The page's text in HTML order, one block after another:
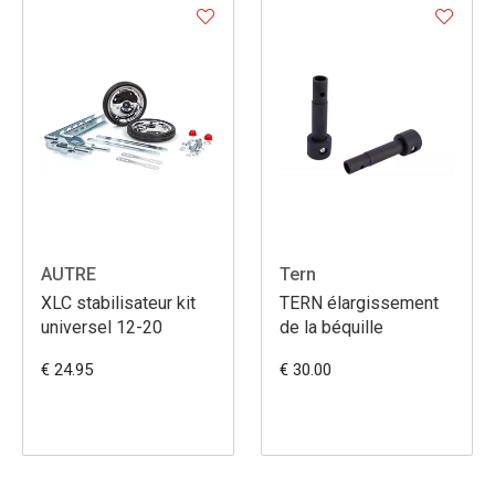
AUTRE
XLC stabilisateur kit
universel 12-20
€ 24.95
Tern
TERN élargissement
de la béquille
€ 30.00